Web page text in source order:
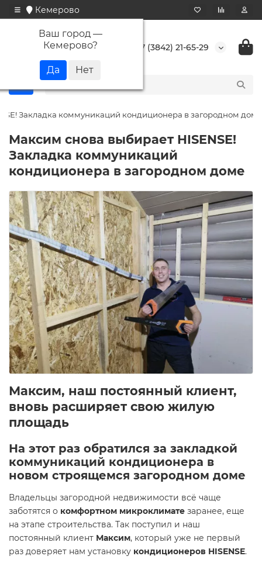
Кемерово
Ваш город —
Кемерово? +7 (3842) 21-65-29
Закладка коммуникаций кондиционера в загородном доме
Максим снова выбирает HISENSE!
Закладка коммуникаций
кондиционера в загородном доме
Максим, наш постоянный клиент,
вновь расширяет свою жилую
площадь
На этот раз обратился за закладкой
коммуникаций кондиционера в
новом строящемся загородном доме
Владельцы загородной недвижимости всё чаще
заботятся о комфортном микроклимате заранее, еще
на этапе строительства. Так поступил и наш
постоянный клиент Максим, который уже не первый
раз доверяет нам установку кондиционеров HISENSE.